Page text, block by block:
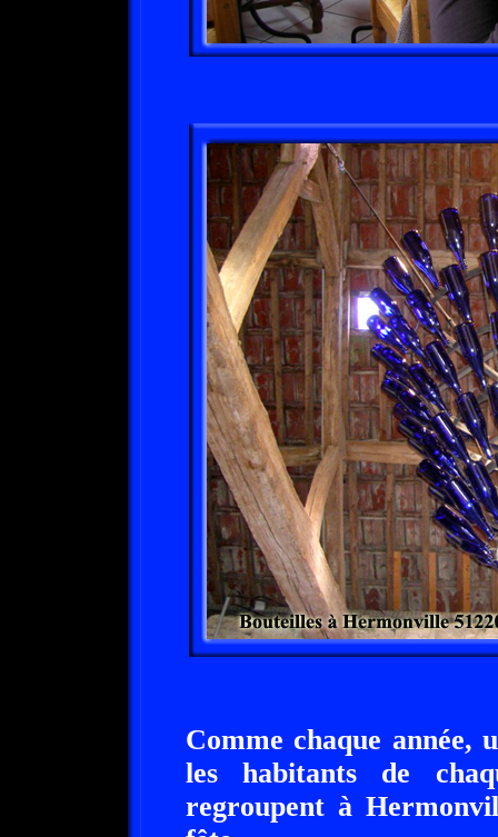
Comme chaque année,
les habitants de
regroupent à